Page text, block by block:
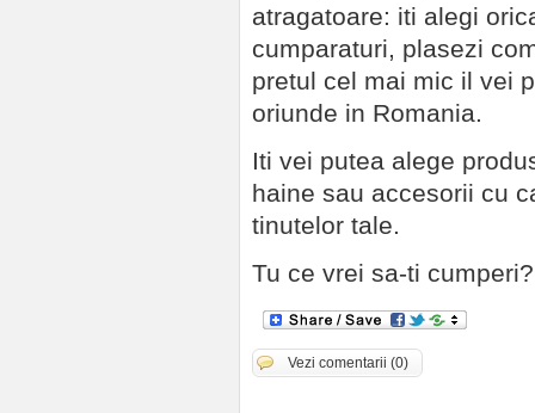
atragatoare: iti alegi
cumparaturi, plasezi
pretul cel mai mic il vei
oriunde in Romania.
Iti vei putea alege
haine sau accesorii cu
tinutelor tale.
Tu ce vrei sa-ti cumperi?
Vezi comentarii (0)